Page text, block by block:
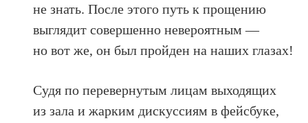
не знать. После этого путь к прощению
выглядит совершенно невероятным —
но вот же, он был пройден на наших глазах!
Судя по перевернутым лицам выходящих
из зала и жарким дискуссиям в фейсбуке,